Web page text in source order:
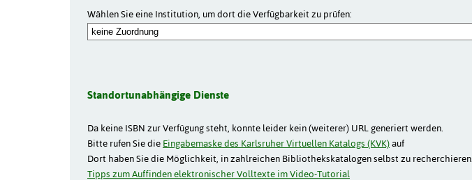
Wählen Sie eine Institution, um dort die Verfügbarkeit zu prüfen:
Standortunabhängige Dienste
Da keine ISBN zur Verfügung steht, konnte leider kein (weiterer) URL generiert werden.
Bitte rufen Sie die Eingabemaske des Karlsruher Virtuellen Katalogs (KVK)auf
Dort haben Sie die Möglichkeit, in zahlreichen Bibliothekskatalogen selbst zu recherchieren.
Tipps zum Auffinden elektronischer Volltexte im Video-Tutorial